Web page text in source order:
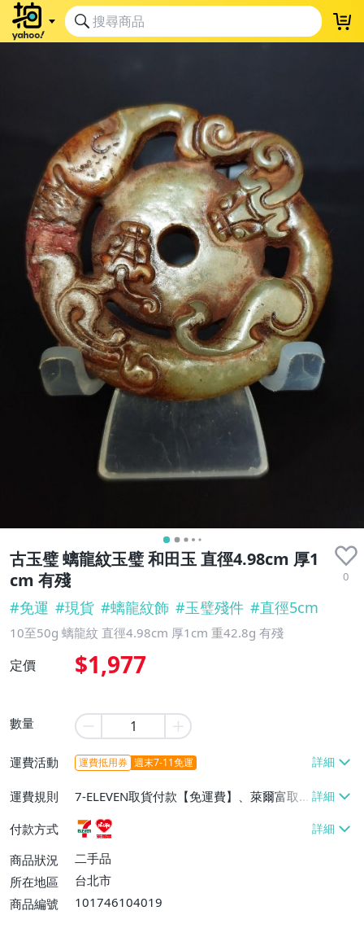
古玉璧 螭龍紋玉璧 和田玉 直徑4.98cm 厚1
cm 有殘
0
#免運 #現貨 #螭龍紋飾 #玉璧殘件 #直徑5cm
10至50g 螭龍紋 直徑4.98cm 厚1cm 重42.8g 有殘
定價 $1,977
數量
運費活動 運費抵用券 週末7-11免運
運費規則
7-ELEVEN取貨付款【免運費】、萊爾富取
貨付款【免運費】
付款方式
商品狀況
二手品
所在地區
台北市
商品編號
101746104019